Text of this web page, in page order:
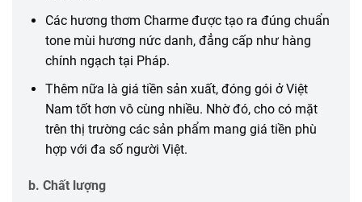
Các hương thơm Charme được tạo ra đúng chuẩn
tone mùi hương nức danh, đẳng cấp như hàng
chính ngạch tại Pháp.
Thêm nữa là giá tiền sản xuất, đóng gói ở Việt
Nam tốt hơn vô cùng nhiều. Nhờ đó, cho có mặt
trên thị trường các sản phẩm mang giá tiền phù
hợp với đa số người Việt.
b. Chất lượng